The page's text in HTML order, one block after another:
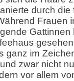
durch
Frauen
ganz im
zwar nicht
vor allem